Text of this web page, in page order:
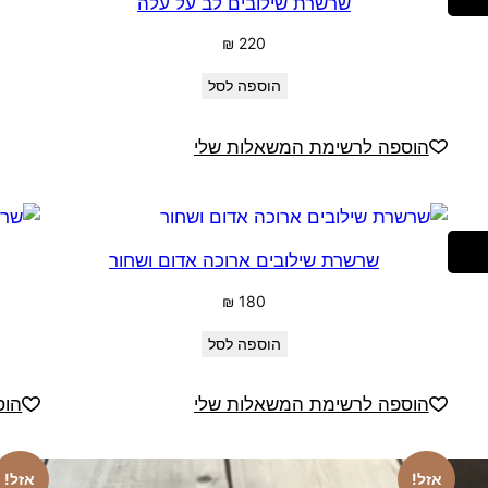
₪ 220
הוספה לסל
הוספה לרשימת המשאלות שלי
שרשרת שילובים ארוכה אדום ושחור
₪ 180
הוספה לסל
הוספה לרשימת המשאלות שלי
אזל! אזל!